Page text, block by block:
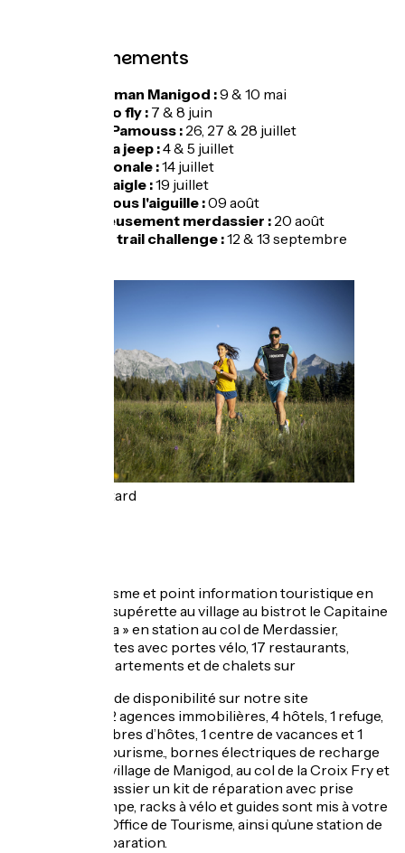
Autres événements
Ultimate man Manigod :9 & 10 mai
Bornes to fly : 7 & 8 juin
Namass Pamouss : 26, 27 & 28 juillet
Fête de la jeep :4 & 5 juillet
Fête nationale :14 juillet
Trail de l'aigle :19 juillet
La fête sous l'aiguille :09 août
Merveilleusement merdassier : 20 août
Manigod trail challenge :12 & 13 septembre
Tilby Vattard
Office de Tourisme et point information touristique en
haute saison, 1 supérette au village au bistrot le Capitaine
» et un « Sherpa » en station au col de Merdassier,
navettes gratuites avec portes vélo, 17 restaurants,
locations d’appartements et de chalets sur
notre centrale de disponibilité sur notre site
manigod.com, 2 agences immobilières, 4 hôtels, 1 refuge,
1 lodge, 2 chambres d’hôtes, 1 centre de vacances et 1
résidence de tourisme., bornes électriques de recharge
de voitures au village de Manigod, au col de la Croix Fry et
au col de Merdassier un kit de réparation avec prise
électrique, pompe, racks à vélo et guides sont mis à votre
disposition à l’Office de Tourisme, ainsi qu’une station de
lavage et de réparation.